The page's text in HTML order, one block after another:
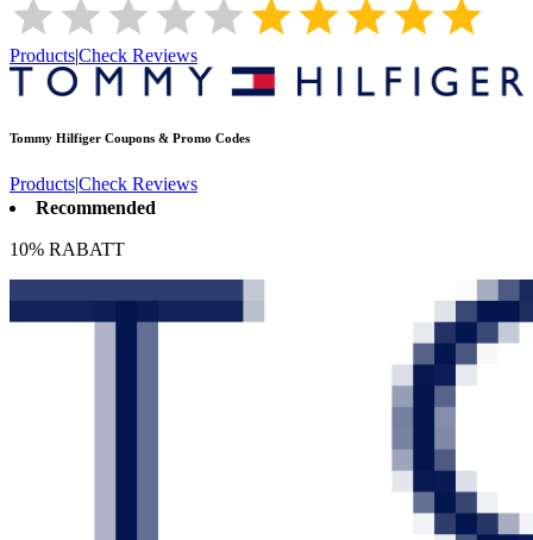
Products|Check Reviews
Tommy Hilfiger Coupons & Promo Codes
ProductsCheck Reviews
Recommended
10% RABATT